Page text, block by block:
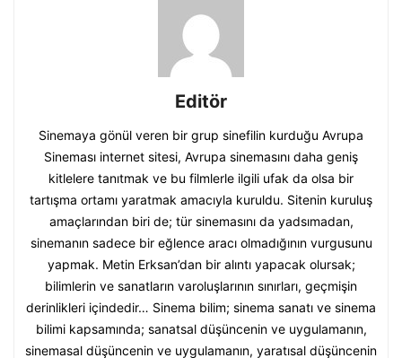
Editör
Sinemaya gönül veren bir grup sinefilin kurduğu Avrupa
Sineması internet sitesi, Avrupa sinemasını daha geniş
kitlelere tanıtmak ve bu filmlerle ilgili ufak da olsa bir
tartışma ortamı yaratmak amacıyla kuruldu. Sitenin kuruluş
amaçlarından biri de; tür sinemasını da yadsımadan,
sinemanın sadece bir eğlence aracı olmadığının vurgusunu
yapmak. Metin Erksan’dan bir alıntı yapacak olursak;
bilimlerin ve sanatların varoluşlarının sınırları, geçmişin
derinlikleri içindedir… Sinema bilim; sinema sanatı ve sinema
bilimi kapsamında; sanatsal düşüncenin ve uygulamanın,
sinemasal düşüncenin ve uygulamanın, yaratısal düşüncenin